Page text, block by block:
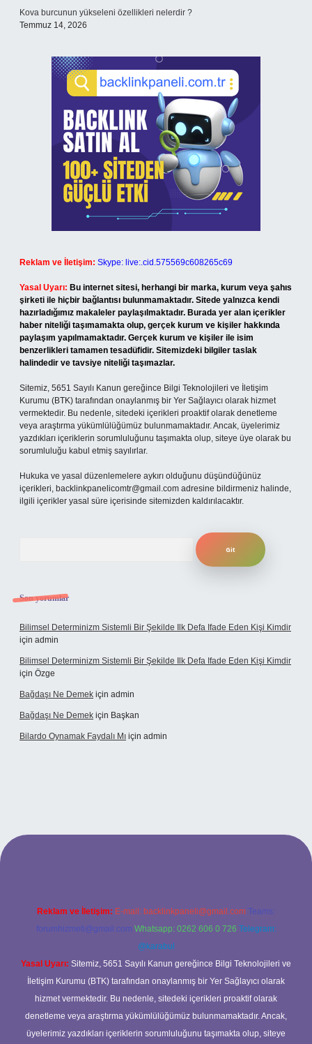
Kova burcunun yükseleni özellikleri nelerdir ?
Temmuz 14, 2026
Reklam ve İletişim: Skype: live:.cid.575569c608265c69
Yasal Uyarı: Bu internet sitesi, herhangi bir marka, kurum veya şahıs
şirketi ile hiçbir bağlantısı bulunmamaktadır. Sitede yalnızca kendi
hazırladığımız makaleler paylaşılmaktadır. Burada yer alan içerikler
haber niteliği taşımamakta olup, gerçek kurum ve kişiler hakkında
paylaşım yapılmamaktadır. Gerçek kurum ve kişiler ile isim
benzerlikleri tamamen tesadüfidir. Sitemizdeki bilgiler taslak
halindedir ve tavsiye niteliği taşımazlar.
Sitemiz, 5651 Sayılı Kanun gereğince Bilgi Teknolojileri ve İletişim
Kurumu (BTK) tarafından onaylanmış bir Yer Sağlayıcı olarak hizmet
vermektedir. Bu nedenle, sitedeki içerikleri proaktif olarak denetleme
veya araştırma yükümlülüğümüz bulunmamaktadır. Ancak, üyelerimiz
yazdıkları içeriklerin sorumluluğunu taşımakta olup, siteye üye olarak bu
sorumluluğu kabul etmiş sayılırlar.
Hukuka ve yasal düzenlemelere aykırı olduğunu düşündüğünüz
içerikleri, backlinkpanelicomtr@gmail.com adresine bildirmeniz halinde,
ilgili içerikler yasal süre içerisinde sitemizden kaldırılacaktır.
Son yorumlar
Bilimsel Determinizm Sistemli Bir Şekilde Ilk Defa Ifade Eden Kişi Kimdir
için admin
Bilimsel Determinizm Sistemli Bir Şekilde Ilk Defa Ifade Eden Kişi Kimdir
için Özge
Bağdaşı Ne Demek için admin
Bağdaşı Ne Demek için Başkan
Bilardo Oynamak Faydalı Mı için admin
bahis sitesi
Reklam ve İletişim: E-mail: backlinkpaneli@gmail.com Teams:
forumhizmeti@gmail.com Whatsapp: 0262 606 0 726 Telegram:
@karabul
Yasal Uyarı: Sitemiz, 5651 Sayılı Kanun gereğince Bilgi Teknolojileri ve
İletişim Kurumu (BTK) tarafından onaylanmış bir Yer Sağlayıcı olarak
hizmet vermektedir. Bu nedenle, sitedeki içerikleri proaktif olarak
denetleme veya araştırma yükümlülüğümüz bulunmamaktadır. Ancak,
üyelerimiz yazdıkları içeriklerin sorumluluğunu taşımakta olup, siteye